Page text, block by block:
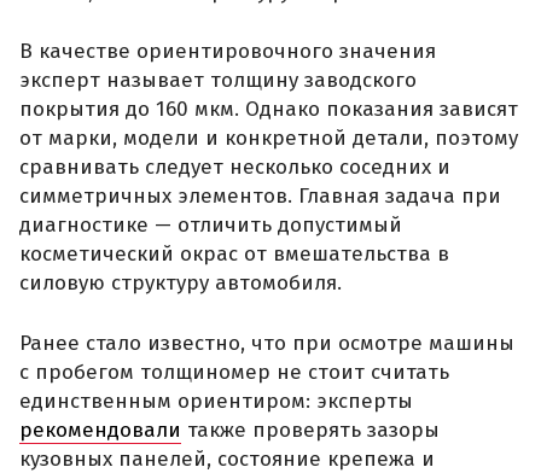
В качестве ориентировочного значения
эксперт называет толщину заводского
покрытия до 160 мкм. Однако показания зависят
от марки, модели и конкретной детали, поэтому
сравнивать следует несколько соседних и
симметричных элементов. Главная задача при
диагностике — отличить допустимый
косметический окрас от вмешательства в
силовую структуру автомобиля.
Ранее стало известно, что при осмотре машины
с пробегом толщиномер не стоит считать
единственным ориентиром: эксперты
рекомендовали также проверять зазоры
кузовных панелей, состояние крепежа и